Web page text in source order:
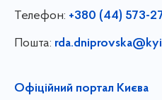
Телефон: +380 (44) 573-
Пошта:
Офіційний портал Києва